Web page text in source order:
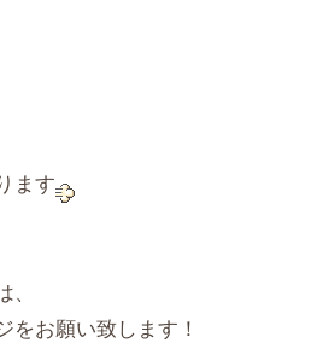
ます
、
をお願い致します！